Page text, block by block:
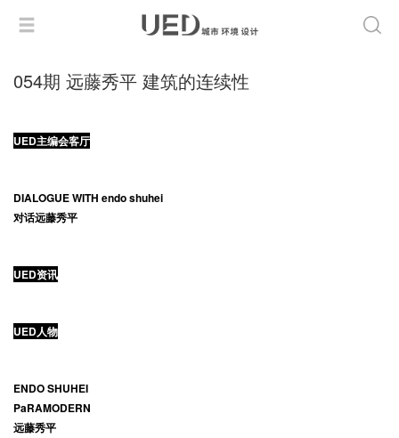
054期 远藤秀平 建筑的连续性
UED主编会客厅
DIALOGUE WITH endo shuhei
对话远藤秀平
UED资讯
UED人物
ENDO SHUHEI
PaRAMODERN
远藤秀平